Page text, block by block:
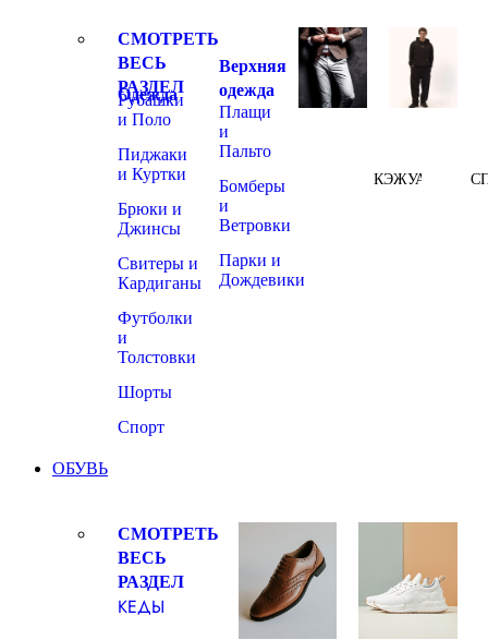
СМОТРЕТЬ
ВЕСЬ
РАЗДЕЛ
Одежда
Рубашки
и Поло
Пиджаки
и Куртки
Брюки и
Джинсы
Свитеры и
Кардиганы
Футболки
и
Толстовки
Шорты
Спорт
Верхняя
одежда
Плащи
и
Пальто
Бомберы
и
Ветровки
Парки и
Дождевики
КЭЖУАЛ
ОБУВЬ
СМОТРЕТЬ
ВЕСЬ
РАЗДЕЛ
КЕДЫ